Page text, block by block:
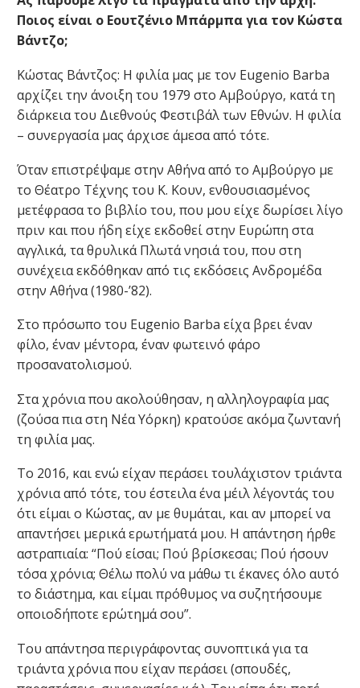
Ποιος είναι ο Εουτζένιο Μπάρμπα για τον Κώστα
Βάντζο;
Κώστας Βάντζος: Η φιλία μας με τον Eugenio Barba
αρχίζει την άνοιξη του 1979 στο Αμβούργο, κατά τη
διάρκεια του Διεθνούς Φεστιβάλ των Εθνών. Η φιλία
– συνεργασία μας άρχισε άμεσα από τότε.
Όταν επιστρέψαμε στην Αθήνα από το Αμβούργο με
το Θέατρο Τέχνης του Κ. Κουν, ενθουσιασμένος
μετέφρασα το βιβλίο του, που μου είχε δωρίσει λίγο
πριν και που ήδη είχε εκδοθεί στην Ευρώπη στα
αγγλικά, τα θρυλικά Πλωτά νησιά του, που στη
συνέχεια εκδόθηκαν από τις εκδόσεις Ανδρομέδα
στην Αθήνα (1980-’82).
Στο πρόσωπο του Eugenio Barba είχα βρει έναν
φίλο, έναν μέντορα, έναν φωτεινό φάρο
προσανατολισμού.
Στα χρόνια που ακολούθησαν, η αλληλογραφία μας
(ζούσα πια στη Νέα Υόρκη) κρατούσε ακόμα ζωντανή
τη φιλία μας.
Το 2016, και ενώ είχαν περάσει τουλάχιστον τριάντα
χρόνια από τότε, του έστειλα ένα μέιλ λέγοντάς του
ότι είμαι ο Κώστας, αν με θυμάται, και αν μπορεί να
απαντήσει μερικά ερωτήματά μου. Η απάντηση ήρθε
αστραπιαία: “Πού είσαι; Πού βρίσκεσαι; Πού ήσουν
τόσα χρόνια; Θέλω πολύ να μάθω τι έκανες όλο αυτό
το διάστημα, και είμαι πρόθυμος να συζητήσουμε
οποιοδήποτε ερώτημά σου”.
Του απάντησα περιγράφοντας συνοπτικά για τα
τριάντα χρόνια που είχαν περάσει (σπουδές,